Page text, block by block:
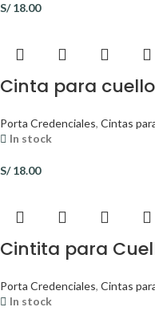
S/18.00
Cinta para
Porta Credenciales, Cintas
In stock
S/18.00
Cintita para
Porta Credenciales, Cintas
In stock